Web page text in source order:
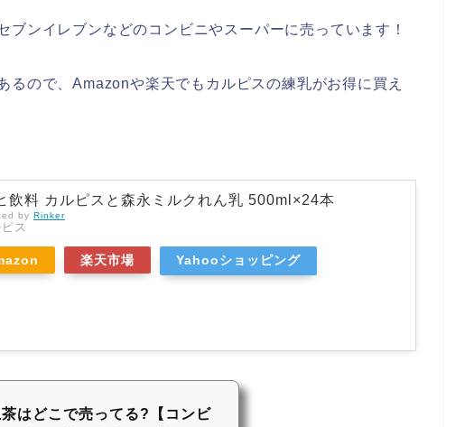
ブンイレブンなどのコンビニやスーパーに売っています！
るので、Amazonや楽天でもカルピスの練乳がお得に買え
飲料 カルピスと森永ミルクれん乳 500ml×24本
by Rinker
ス
楽天市場 Yahooショッピング
はどこで売ってる?【コンビ